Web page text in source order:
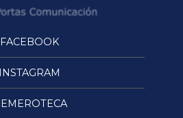
FACEBOOK
INSTAGRAM